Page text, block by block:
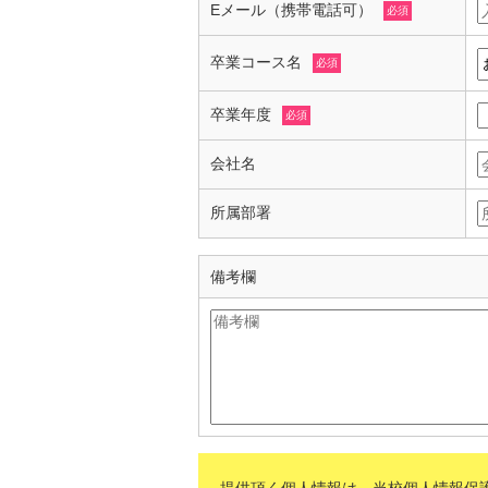
Eメール（携帯電話可） 必須
卒業コース名 必須
卒業年度 必須
会社名
所属部署
備考欄